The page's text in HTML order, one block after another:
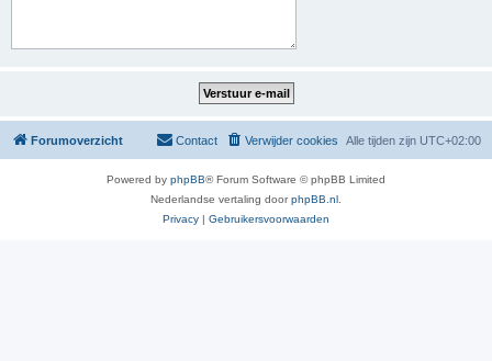
Forumoverzicht Alle tijden zijn UTC+02:00
Verwijder cookies
Contact
Powered by phpBB® Forum Software © phpBB Limited
Nederlandse vertaling doorphpBB.nl
Privacy | Gebruikersvoorwaarden